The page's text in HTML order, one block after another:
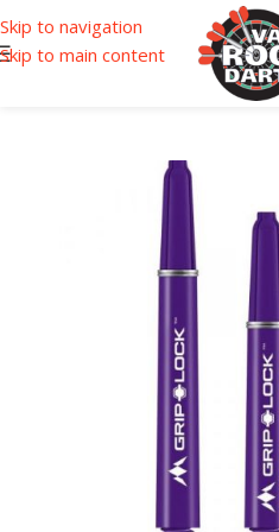
Skip to navigation
Skip to main content